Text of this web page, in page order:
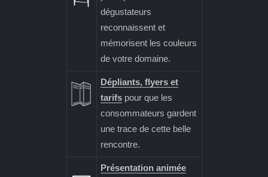
dégustateurs
reconnaissent et
mémorisent les couleurs
de votre domaine.
Dépliants, flyers et
tarifspour que les
consommateurs gardent
une trace de cette belle
rencontre.
Présentation animée